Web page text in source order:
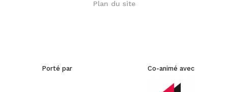
Plan du site
Porté par Co-animé avec